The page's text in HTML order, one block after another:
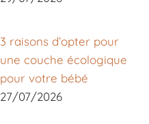
3 raisons d’opter pour
une couche écologique
pour votre bébé
27/07/2026